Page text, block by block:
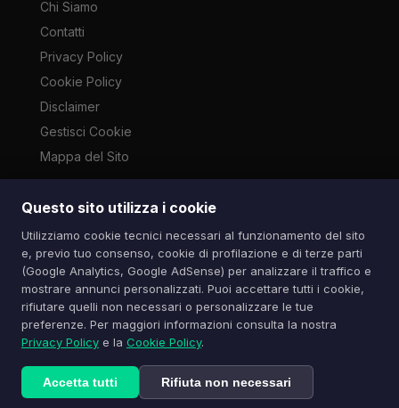
Questo sito utilizza i cookie
Utilizziamo cookie tecnici necessari al funzionamento del sito
e, previo tuo consenso, cookie di profilazione e di terze parti
(Google Analytics, Google AdSense) per analizzare il traffico e
mostrare annunci personalizzati. Puoi accettare tutti i cookie,
rifiutare quelli non necessari o personalizzare le tue
preferenze. Per maggiori informazioni consulta la nostra
Privacy Policy e la Cookie Policy.
Accetta tutti Rifiuta non necessari
Chi Siamo
Contatti
Privacy Policy
Cookie Policy
Disclaimer
Gestisci Cookie
Mappa del Sito
Le immagini presenti su questo sito sono di proprietà dei
cronaca ai sensi dell'art. 70 L. 633/1941. Contatti:
info@spazioitech.it
© 2026 Spazio iTech — Seven Trade SRLS — P.IVA:
04077740985